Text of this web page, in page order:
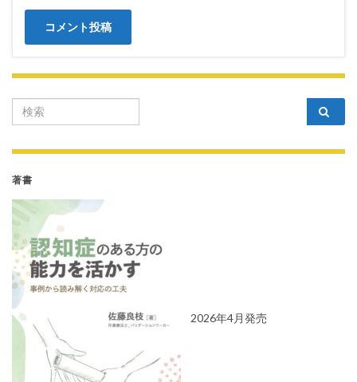
Search for:
著書
2026年4月発売